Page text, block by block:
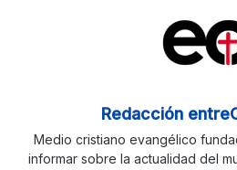
Redacción
Medio cristiano evangélico
informar sobre la actualidad del